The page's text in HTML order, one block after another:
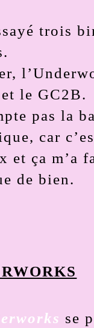
trois
le GC2B.
pas la
car
et ça m’a
de bien.
se